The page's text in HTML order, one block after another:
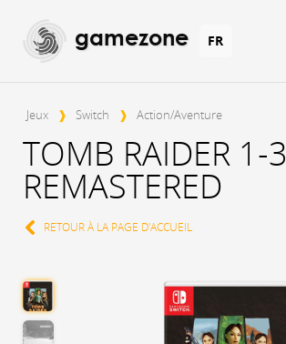
gamezone FR
Jeux ❱ Switch ❱ Action/Aventure
TOMB RAIDER 1-3
REMASTERED
RETOUR À LA PAGE D'ACCUEIL